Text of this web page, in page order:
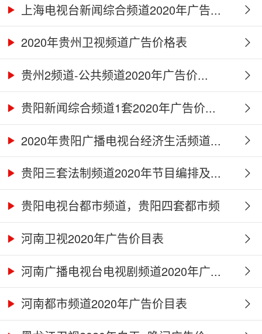
上海电视台新闻综合频道2020年广告...
2020年贵州卫视频道广告价格表
贵州2频道-公共频道2020年广告价...
贵阳新闻综合频道1套2020年广告价...
2020年贵阳广播电视台经济生活频道...
贵阳三套法制频道2020年节目编排及...
贵阳电视台都市频道，贵阳四套都市频
道...河南卫视2020年广告价目表
河南广播电视台电视剧频道2020年广...
河南都市频道2020年广告价目表